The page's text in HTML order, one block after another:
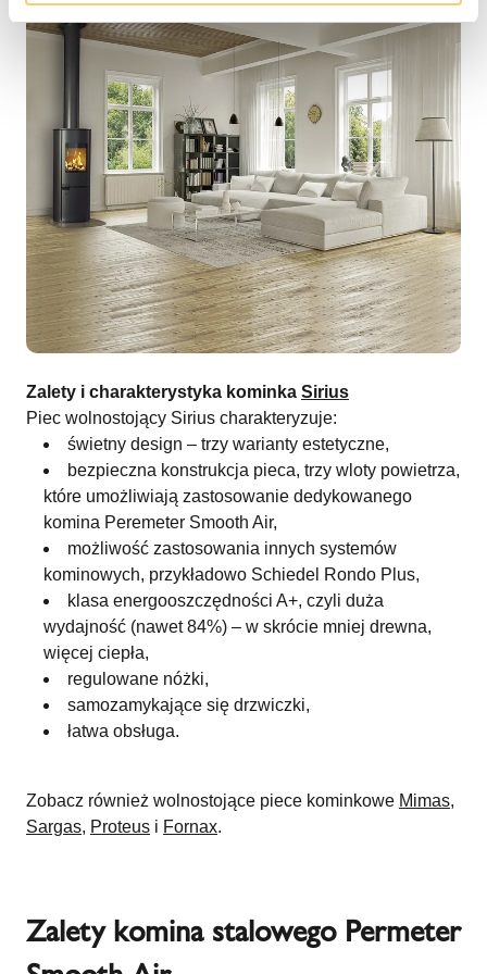
Zalety i charakterystyka kominka Sirius
Piec wolnostojący Sirius charakteryzuje:
świetny design – trzy warianty estetyczne,
bezpieczna konstrukcja pieca, trzy wloty powietrza,
które umożliwiają zastosowanie dedykowanego
komina Peremeter Smooth Air,
możliwość zastosowania innych systemów
kominowych, przykładowo Schiedel Rondo Plus,
klasa energooszczędności A+, czyli duża
wydajność (nawet 84%) – w skrócie mniej drewna,
więcej ciepła,
regulowane nóżki,
samozamykające się drzwiczki,
łatwa obsługa.
Zobacz również wolnostojące piece kominkowe Mimas,
Sargas, Proteus i Fornax.
Zalety komina stalowego Permeter